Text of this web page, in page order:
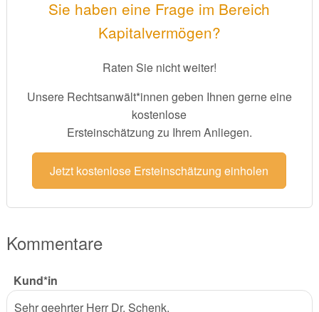
Sie haben eine Frage im Bereich
Kapitalvermögen?
Raten Sie nicht weiter!
Unsere Rechtsanwält*innen geben Ihnen gerne eine
kostenlose
Ersteinschätzung zu Ihrem Anliegen.
Jetzt kostenlose Ersteinschätzung einholen
Kommentare
Kund*in
Sehr geehrter Herr Dr. Schenk,